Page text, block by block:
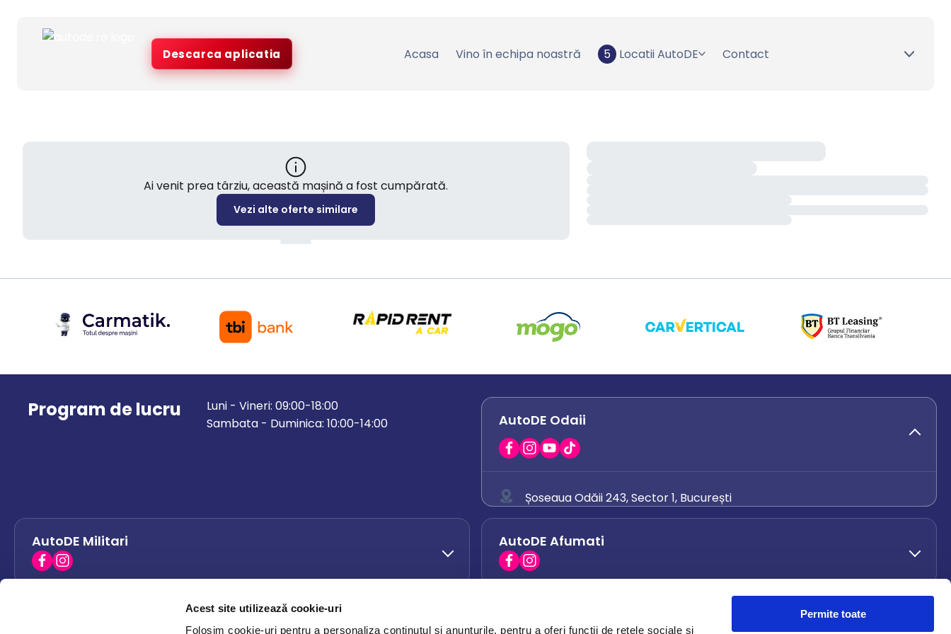
Acest site utilizează cookie-uri
Folosim cookie-uri pentru a personaliza conținutul și anunțurile, pentru a oferi funcții de rețele sociale și
Permite toate
Descarca aplicatia Acasa Vino în echipa noastră 5 Locatii AutoDE Contact
Ai venit prea târziu, această mașină a fost cumpărată.
Vezi alte oferte similare
Program de lucru
Luni - Vineri: 09:00-18:00
Sambata - Duminica: 10:00-14:00
AutoDE Odaii
Șoseaua Odăii 243, Sector 1, București
0742 444 194
office.odaii@autode.ro
AutoDE Militari AutoDE Afumati